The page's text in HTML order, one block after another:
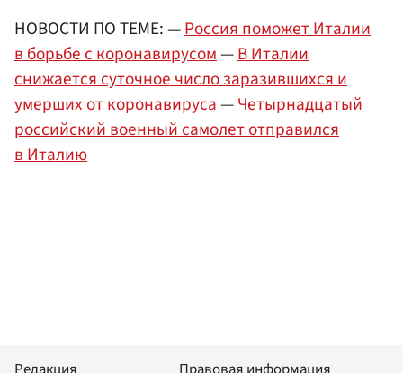
НОВОСТИ ПО ТЕМЕ: —Россия поможет Италии
в борьбе с коронавирусом—В Италии
снижается суточное число заразившихся и
умерших от коронавируса—Четырнадцатый
российский военный самолет отправился
в Италию